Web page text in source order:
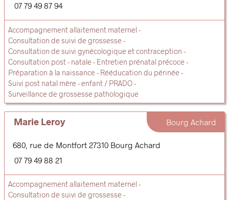
07 79 49 87 94
Accompagnement allaitement maternel
Consultation de suivi de grossesse
Consultation de suivi gynécologique et contraception
Consultation post - natale
Entretien prénatal précoce
Préparation à la naissance
Rééducation du périnée
Suivi post natal mère - enfant / PRADO
Surveillance de grossesse pathologique
Marie Leroy Bourg Achard
680, rue de Montfort 27310 Bourg Achard
07 79 49 88 21
Accompagnement allaitement maternel
Consultation de suivi de grossesse